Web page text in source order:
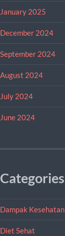
January 2025
December 2024
September 2024
August 2024
July 2024
June 2024
Categories
Dampak Kesehatan
Diet Sehat